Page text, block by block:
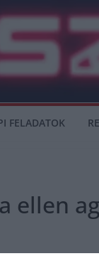
FELADATOK
ellen